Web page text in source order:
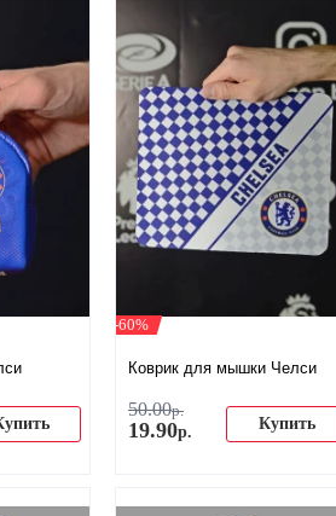
-60%
Коврик для мышки Челси
50.00р.
19.90р. Купить